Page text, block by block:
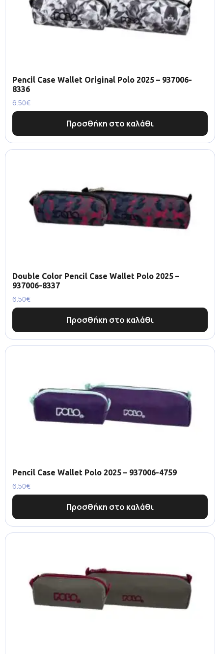
Pencil Case Wallet Original Polo 2025 – 937006-
8336
6.50€
Προσθήκη στο καλάθι
Double Color Pencil Case Wallet Polo 2025 –
937006-8337
6.50€
Προσθήκη στο καλάθι
Pencil Case Wallet Polo 2025 – 937006-4759
6.50€
Προσθήκη στο καλάθι